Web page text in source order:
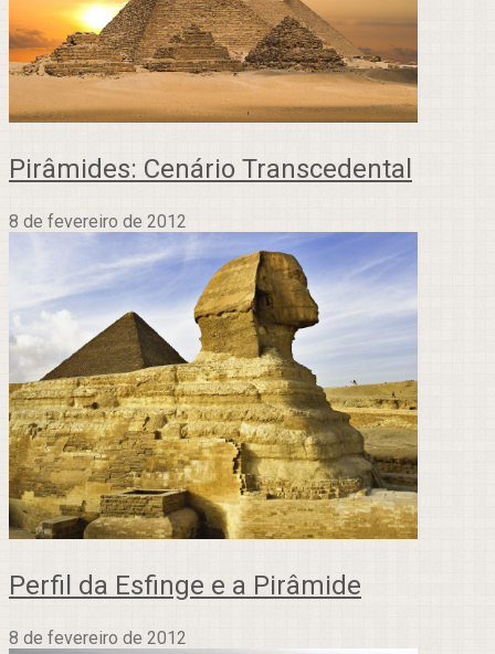
Pirâmides: Cenário Transcedental
8 de fevereiro de 2012
Perfil da Esfinge e a Pirâmide
8 de fevereiro de 2012